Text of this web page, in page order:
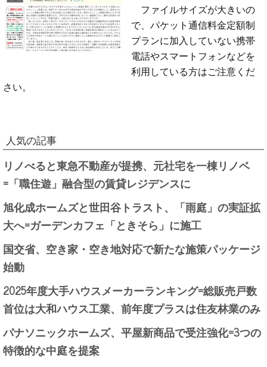
ファイルサイズが大きいの
で、パケット通信料金定額制
プランに加入していない携帯
電話やスマートフォンなどを
利用している方はご注意くだ
さい。
人気の記事
リノべると東急不動産が提携、元社宅を一棟リノベ
=「職住遊」融合型の賃貸レジデンスに
旭化成ホームズと世田谷トラスト、「雨庭」の実証拡
大へ=ガーデンカフェ「ときそら」に施工
国交省、空き家・空き地対応で新たな施策パッケージ
始動
2025年度大手ハウスメーカーランキング=総販売戸数
首位は大和ハウス工業、前年度プラスは住友林業のみ
パナソニックホームズ、平屋新商品で受注強化=3つの
特徴的な中庭を提案